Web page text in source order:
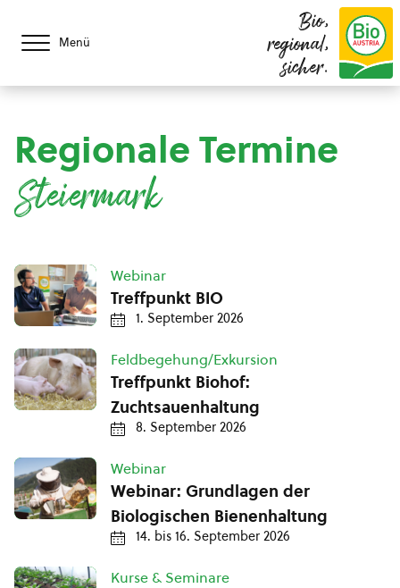
Menü
Bio,
regional,
sicher.
Regionale Termine
Steiermark
Webinar
Treffpunkt BIO
1. September 2026
Feldbegehung/Exkursion
Treffpunkt Biohof:
Zuchtsauenhaltung
8. September 2026
Webinar
Webinar: Grundlagen der
Biologischen Bienenhaltung
14. bis 16. September 2026
Kurse & Seminare